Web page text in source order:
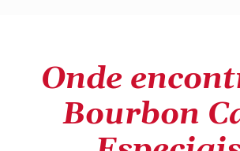
Onde
Bourbon